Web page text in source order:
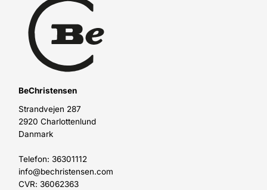
BeChristensen
Strandvejen 287
2920 Charlottenlund
Danmark
Telefon: 36301112
info@bechristensen.com
CVR: 36062363